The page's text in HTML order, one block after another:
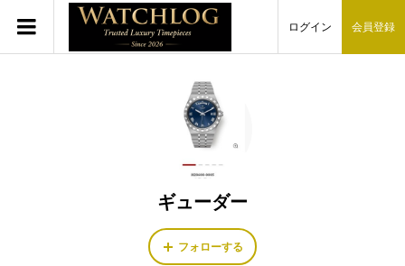
ログイン 会員登録
ギューダー
フォローする